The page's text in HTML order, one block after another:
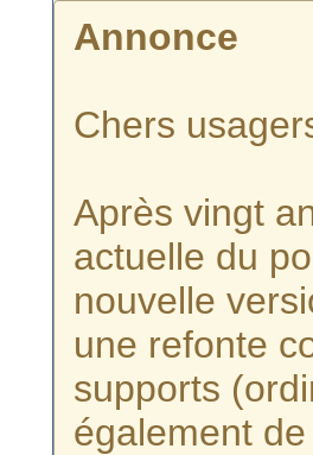
Annonce
Chers
Après vingt
actuelle du
nouvelle
une refonte
supports
également